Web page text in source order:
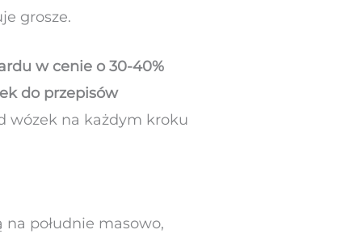
grosze.
w cenie o 30-40%
do przepisów
wózek na każdym kroku
południe masowo,